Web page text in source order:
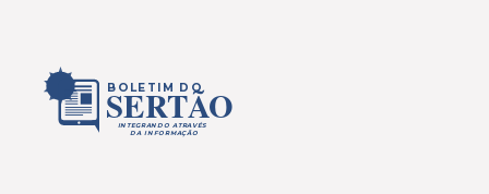
BOLETIM DO
SERTÃO
INTEGRANDO ATRAVÉS
DA INFORMAÇÃO